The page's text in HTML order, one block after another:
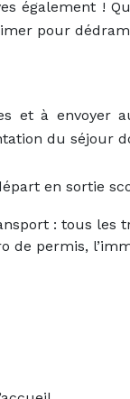
également !
pour
et à envoyer
du séjour
en sortie
: tous les
de permis,